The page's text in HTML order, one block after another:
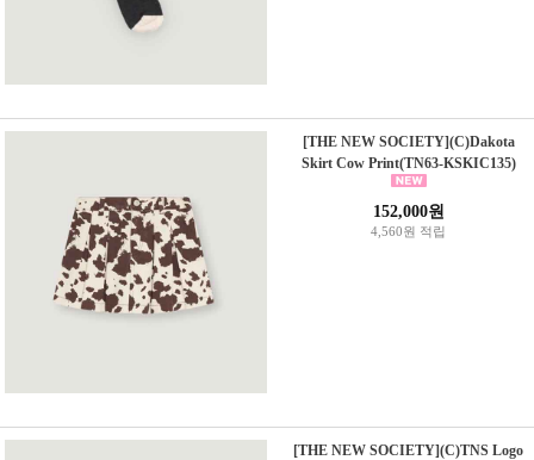
[THE NEW SOCIETY](C)Dakota
Skirt Cow Print(TN63-KSKIC135)
152,000원
4,560원 적립
[THE NEW SOCIETY](C)TNS Logo